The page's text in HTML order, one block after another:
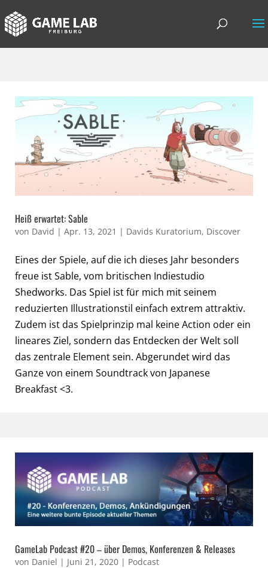
Heiß erwartet: Sable
von David | Apr. 13, 2021 | Davids Kuratorium, Discover
Eines der Spiele, auf die ich dieses Jahr besonders
freue ist Sable, vom britischen Indiestudio
Shedworks. Das Spiel ist für mich mit seinem
reduzierten Illustrationstil einfach extrem attraktiv.
Zudem ist das Spielprinzip mal keine Action oder ein
lineares Ziel, sondern das Entdecken der Welt soll
das zentrale Element sein. Abgerundet wird das
Ganze von einem Soundtrack von Japanese
Breakfast <3.
GameLab Podcast #20 – über Demos, Konferenzen & Releases
von Daniel | Juni 21, 2020 | Podcast